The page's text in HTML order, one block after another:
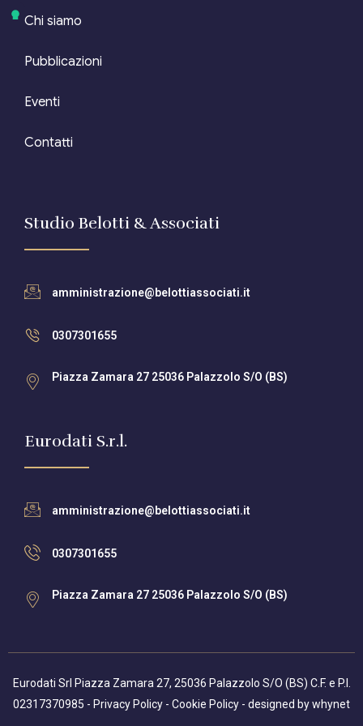
Chi siamo
Pubblicazioni
Eventi
Contatti
Studio Belotti & Associati
amministrazione@belottiassociati.it
0307301655
Piazza Zamara 27 25036 Palazzolo S/O (BS)
Eurodati S.r.l.
amministrazione@belottiassociati.it
0307301655
Piazza Zamara 27 25036 Palazzolo S/O (BS)
Eurodati Srl Piazza Zamara 27, 25036 Palazzolo S/O (BS) C.F. e P.I.
02317370985 - Privacy Policy - Cookie Policy - designed bywhynet